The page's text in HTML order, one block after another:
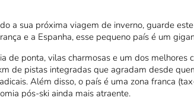
a sua próxima viagem de inverno, guarde
e a Espanha, esse pequeno país é um
de ponta, vilas charmosas e um dos melhores
de pistas integradas que agradam desde
Além disso, o país é uma zona franca
pós-ski ainda mais atraente.